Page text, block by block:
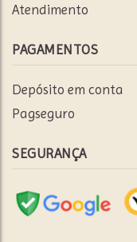
Atendimento
PAGAMENTOS
Depósito em conta
Pagseguro
SEGURANÇA